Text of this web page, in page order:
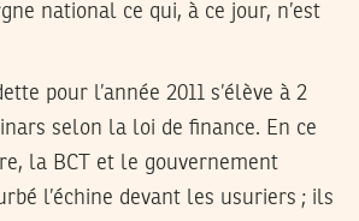
national ce qui, à ce jour, n’est
pour l’année 2011 s’élève à 2
selon la loi de finance. En ce
la BCT et le gouvernement
l’échine devant les usuriers ; ils